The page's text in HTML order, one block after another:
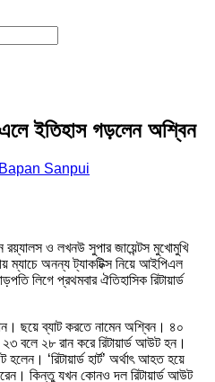
ইতিহাস গড়লেন অশ্বিন
Bapan Sanpui
রয়্যালস ও লখনউ সুপার জায়েন্টস মুখোমুখি
ম্যাচে অনন্য ট্যাকটিক্স নিয়ে আইপিএল
লিগে প্রথমবার ঐতিহাসিক রিটায়ার্ড
ছয়ে ব্যাট করতে নামেন অশ্বিন। ৪০
বলে ২৮ রান করে রিটায়ার্ড আউট হন।
‘রিটায়ার্ড হার্ট’ অর্থাৎ আহত হয়ে
কিন্তু যখন কোনও দল রিটায়ার্ড আউট